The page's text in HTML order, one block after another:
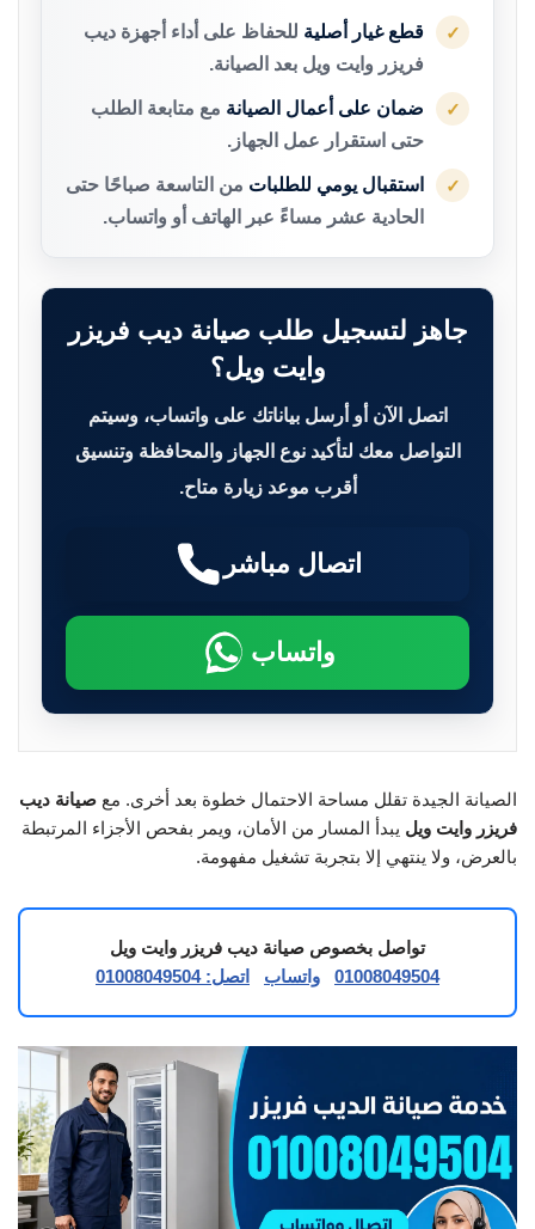
✓ قطع غيار أصلية للحفاظ على أداء أجهزة ديب
فريزر وايت ويل بعد الصيانة.
✓ ضمان على أعمال الصيانة مع متابعة الطلب
حتى استقرار عمل الجهاز.
✓ استقبال يومي للطلبات من التاسعة صباحًا حتى
الحادية عشر مساءً عبر الهاتف أو واتساب.
جاهز لتسجيل طلب صيانة ديب فريزر
وايت ويل؟
اتصل الآن أو أرسل بياناتك على واتساب، وسيتم
التواصل معك لتأكيد نوع الجهاز والمحافظة وتنسيق
أقرب موعد زيارة متاح.
اتصال مباشر
واتساب
الصيانة الجيدة تقلل مساحة الاحتمال خطوة بعد أخرى. مع صيانة ديب
فريزر وايت ويل يبدأ المسار من الأمان، ويمر بفحص الأجزاء المرتبطة
بالعرض، ولا ينتهي إلا بتجربة تشغيل مفهومة.
تواصل بخصوص صيانة ديب فريزر وايت ويل
01008049504
واتساب اتصل: 01008049504